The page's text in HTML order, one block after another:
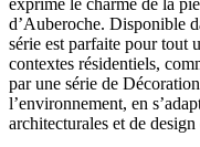
exprime le charme de la
d’Auberoche. Disponible
série est parfaite pour tout
contextes résidentiels,
par une série de
l’environnement, en
architecturales et de design